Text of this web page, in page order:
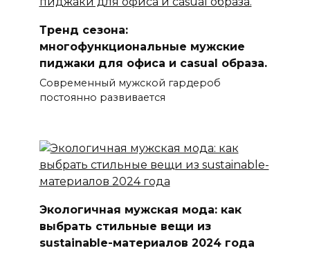
Тренд сезона:
многофункциональные мужские
пиджаки для офиса и casual образа.
Современный мужской гардероб
постоянно развивается
Экологичная мужская мода: как
выбрать стильные вещи из
sustainable-материалов 2024 года